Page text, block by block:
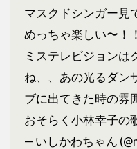
3.2
VTR
証
4
ま
と
マスクドシンガー見
めっちゃ楽しい〜！
ミステレビジョンは
ね、、あの光るダン
ブに出てきた時の雰
おそらく小林幸子の
— いしかわちゃん